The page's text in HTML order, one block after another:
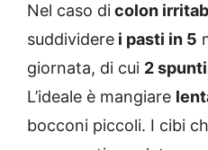
Nel caso dicolon
suddividere i pasti in 5
giornata, di cui 2
L’ideale è mangiare
bocconi piccoli. I cibi